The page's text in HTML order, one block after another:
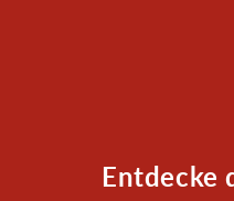
K
Entdecke